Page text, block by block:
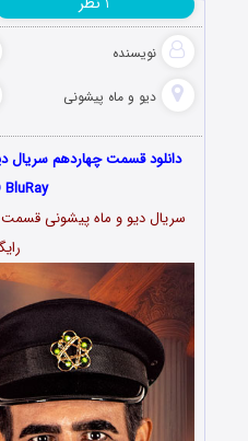
نویسنده
دیو و ماه پیشونی
دانلود قسمت چهاردهم سریال
BluRay